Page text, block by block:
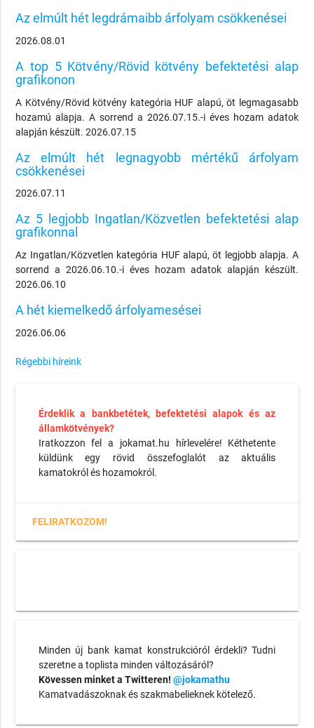
Az elmúlt hét legdrámaibb árfolyam csökkenései
2026.08.01
A top 5 Kötvény/Rövid kötvény befektetési alap
grafikonon
A Kötvény/Rövid kötvény kategória HUF alapú, öt legmagasabb
hozamú alapja. A sorrend a 2026.07.15.-i éves hozam adatok
alapján készült. 2026.07.15
Az elmúlt hét legnagyobb mértékű árfolyam
csökkenései
2026.07.11
Az 5 legjobb Ingatlan/Közvetlen befektetési alap
grafikonnal
Az Ingatlan/Közvetlen kategória HUF alapú, öt legjobb alapja. A
sorrend a 2026.06.10.-i éves hozam adatok alapján készült.
2026.06.10
A hét kiemelkedő árfolyamesései
2026.06.06
Régebbi híreink
Érdeklik a bankbetétek, befektetési alapok és az
államkötvények?
Iratkozzon fel a jokamat.hu hírlevelére! Kéthetente
küldünk egy rövid összefoglalót az aktuális
kamatokról és hozamokról.
FELIRATKOZOM!
Minden új bank kamat konstrukcióról érdekli? Tudni
szeretne a toplista minden változásáról?
Kövessen minket a Twitteren! @jokamathu
Kamatvadászoknak és szakmabelieknek kötelező.